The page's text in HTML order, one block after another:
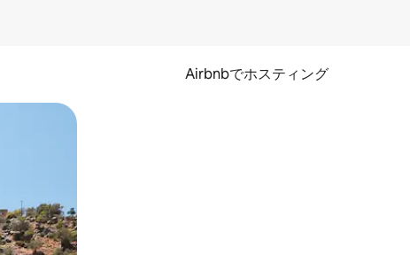
Airbnbでホスティング